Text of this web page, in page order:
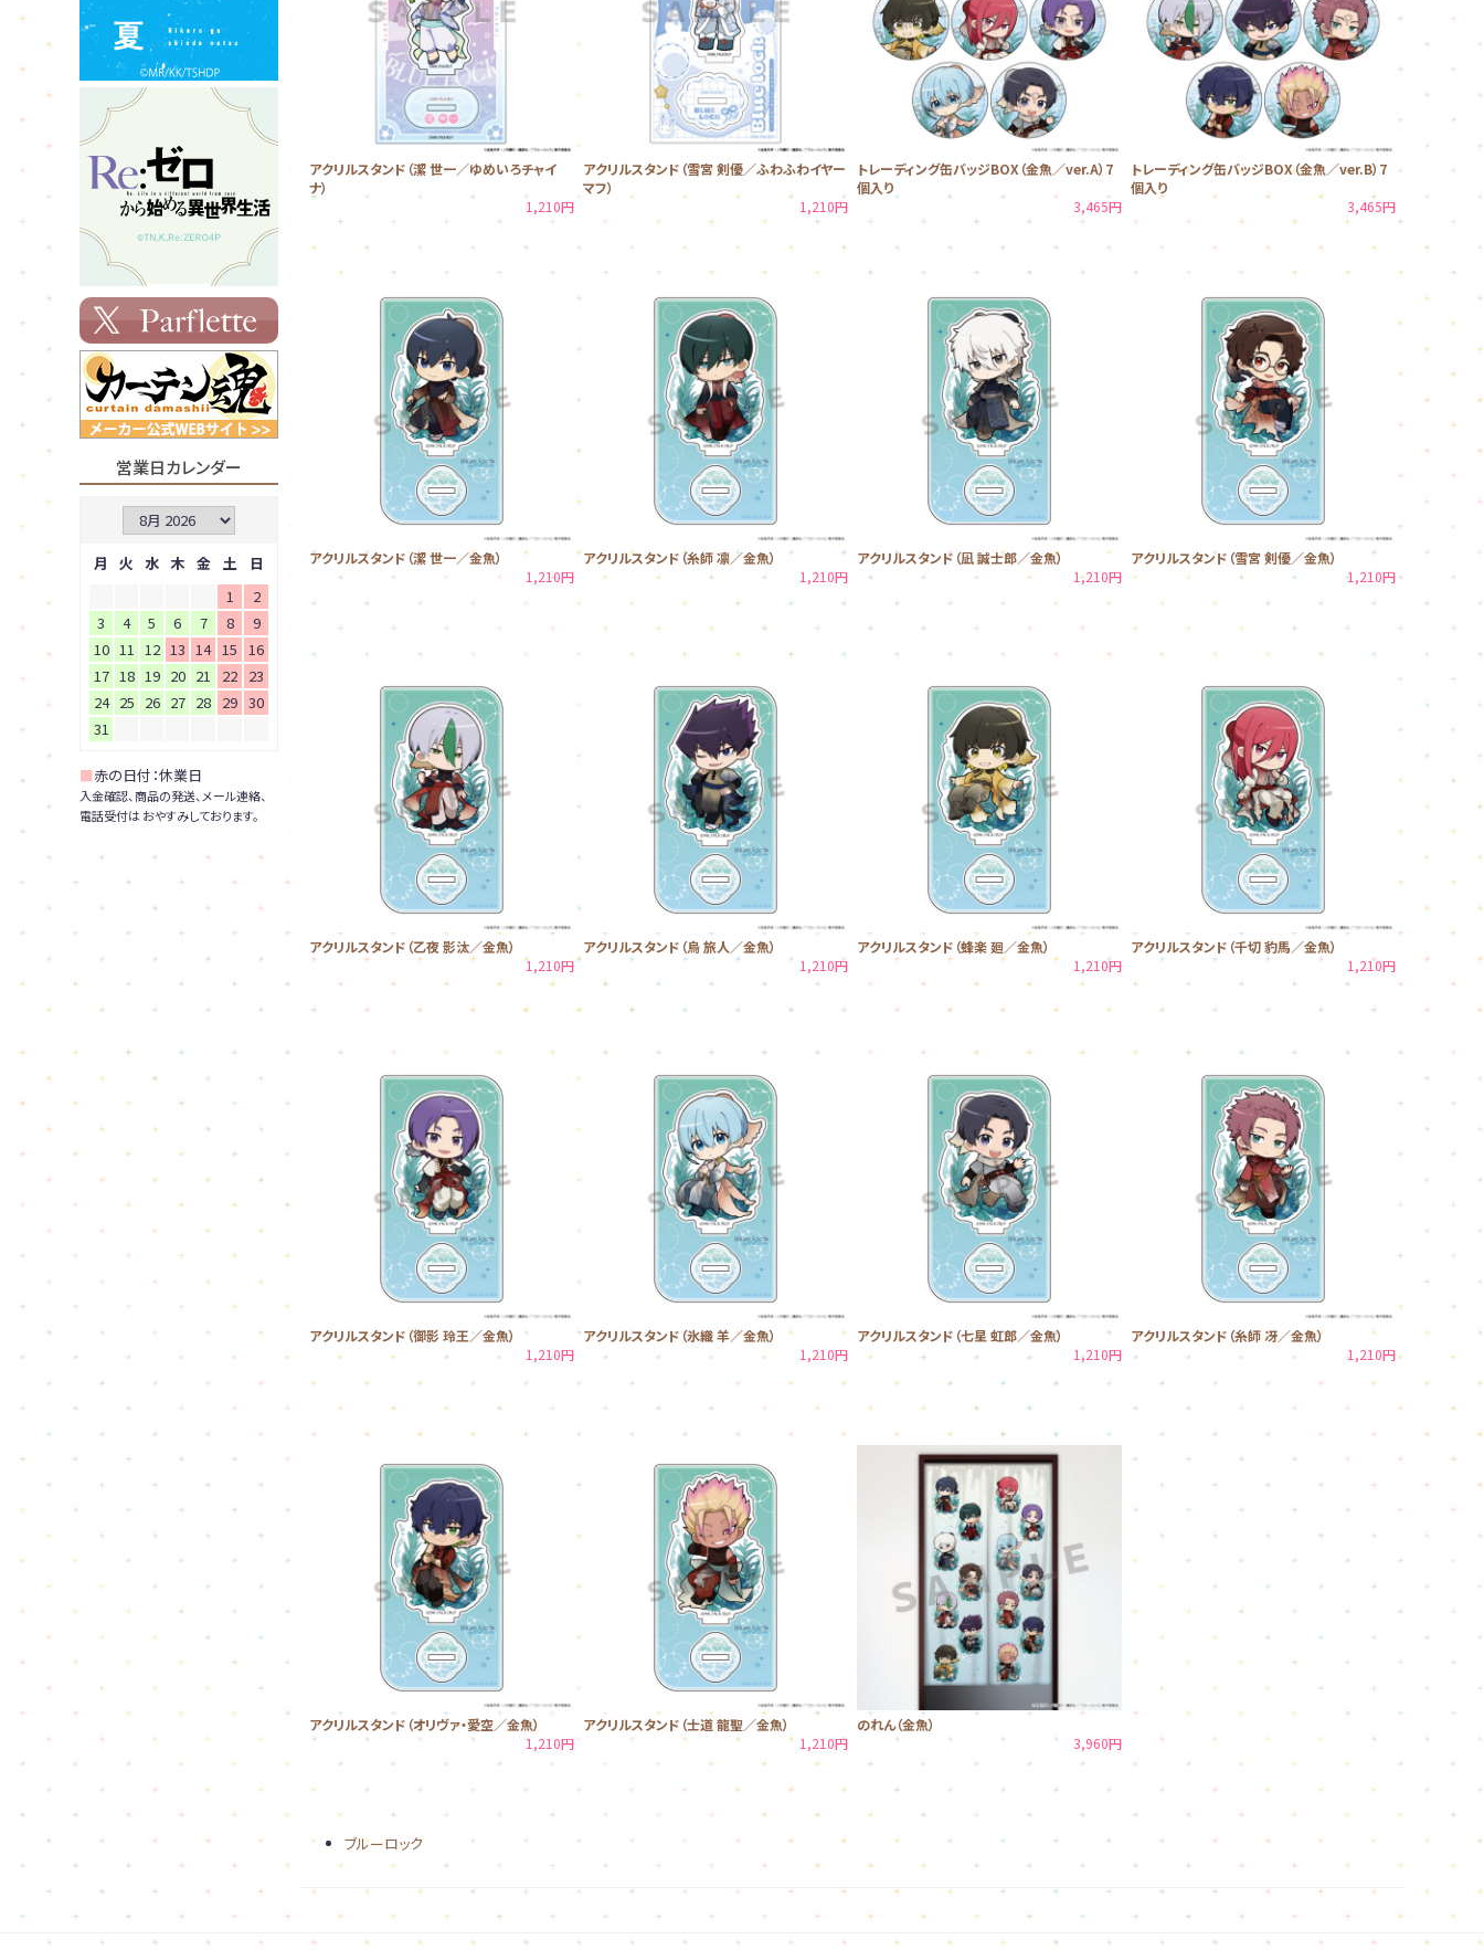
アクリルスタンド（潔 世一／ゆめいろチャイ
ナ）
1,210円
アクリルスタンド（雪宮 剣優／ふわふわイヤー
マフ）
1,210円
トレーディング缶バッジBOX（金魚／ver.A）7
個入り
3,465円
トレーディング缶バッジBOX（金魚／ver.B）7
個入り
3,465円
アクリルスタンド（潔 世一／金魚）
1,210円
アクリルスタンド（糸師 凛／金魚）
1,210円
アクリルスタンド（凪 誠士郎／金魚）
1,210円
アクリルスタンド（雪宮 剣優／金魚）
1,210円
アクリルスタンド（乙夜 影汰／金魚）
1,210円
アクリルスタンド（烏 旅人／金魚）
1,210円
アクリルスタンド（蜂楽 廻／金魚）
1,210円
アクリルスタンド（千切 豹馬／金魚）
1,210円
アクリルスタンド（御影 玲王／金魚）
1,210円
アクリルスタンド（氷織 羊／金魚）
1,210円
アクリルスタンド（七星 虹郎／金魚）
1,210円
アクリルスタンド（糸師 冴／金魚）
1,210円
アクリルスタンド（オリヴァ・愛空／金魚）
1,210円
アクリルスタンド（士道 龍聖／金魚）
1,210円
のれん（金魚）
3,960円
ブルーロック
営業日カレンダー
月 火 水 木 金 土
日
1
2
3
4 5 6 7 8
9
10 11 12 13 14 15
16
17 18 19 20 21 22 23
24 25 26 27 28 29 30
31
■赤の日付：休業日
入金確認、商品の発送、メール連絡、
電話受付は おやすみしております。